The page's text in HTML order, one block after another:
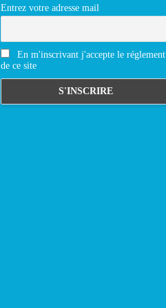
Entrez votre adresse mail
En m'inscrivant j'accepte le réglement
de ce site